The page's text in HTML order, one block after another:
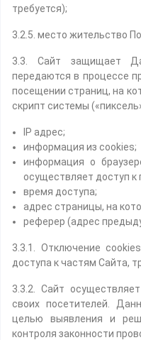
требуется);
3.2.5. место жительство
3.3. Сайт защищает
передаются в процессе
посещении страниц, на
скрипт системы
IP адрес;
информация из cookies;
информация о
осуществляет доступ к
время доступа;
адрес страницы, на
реферер (адрес
3.3.1. Отключение
доступа к частям Сайта,
3.3.2. Сайт
своих посетителей.
целью выявления и
контроля законности